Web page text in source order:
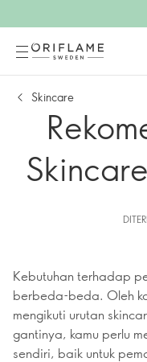
Skincare
Kebutuhan terhadap
berbeda-beda. Oleh
mengikuti urutan
gantinya, kamu perlu
sendiri, baik untuk